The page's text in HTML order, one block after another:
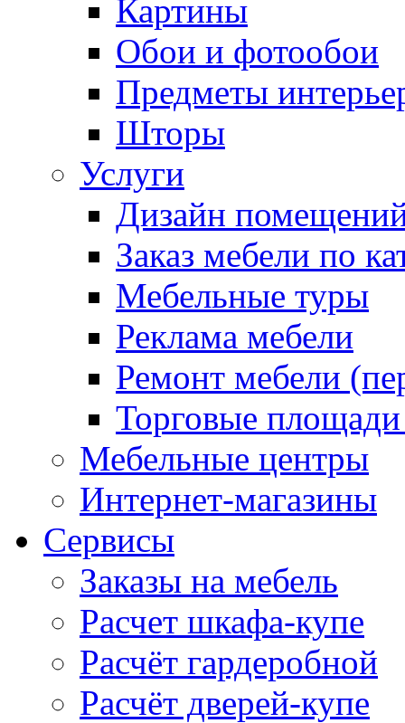
Картины
Обои и фотообои
Предметы
Шторы
Услуги
Дизайн
Заказ мебели по
Мебельные туры
Реклама мебели
Ремонт мебели
Торговые
Мебельные центры
Интернет-магазины
Сервисы
Заказы на мебель
Расчет шкафа-купе
Расчёт гардеробной
Расчёт дверей-купе